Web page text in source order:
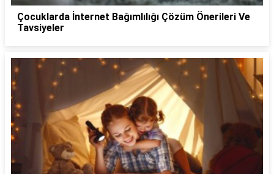
Çocuklarda İnternet Bağımlılığı Çözüm Önerileri Ve
Tavsiyeler